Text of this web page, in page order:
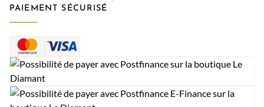
PAIEMENT SÉCURISÉ